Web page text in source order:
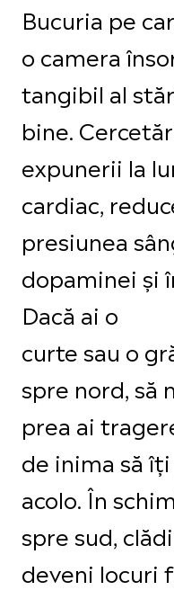
Bucuria pe
o camera
tangibil al
bine.
expunerii la
cardiac,
presiunea
dopaminei și
Dacă ai o
curte sau o
spre nord, să
prea ai
de inima să
acolo. În
spre sud,
deveni locuri